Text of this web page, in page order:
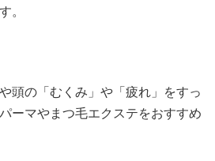
。
頭の「むくみ」や「疲れ」をすっ
ーマやまつ毛エクステをおすすめ